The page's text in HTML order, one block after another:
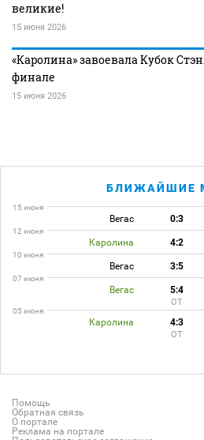
великие!
15 июня 2026
«Каролина» завоевала Кубок
финале
15 июня 2026
БЛИЖАЙШИЕ
15 июня
Вегас 0:3
12 июня
Каролина 4:2
10 июня
Вегас 3:5
07 июня
Вегас 5:4
ОТ
05 июня
Каролина 4:3
ОТ
Помощь
Обратная связь
О портале
Реклама на портале